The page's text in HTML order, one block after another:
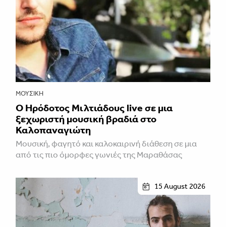
ΜΟΥΣΙΚΉ
Ο Ηρόδοτος Μιλτιάδους live σε μια
ξεχωριστή μουσική βραδιά στο
Καλοπαναγιώτη
Μουσική, φαγητό και καλοκαιρινή διάθεση σε μια
από τις πιο όμορφες γωνιές της Μαραθάσας
15 August 2026